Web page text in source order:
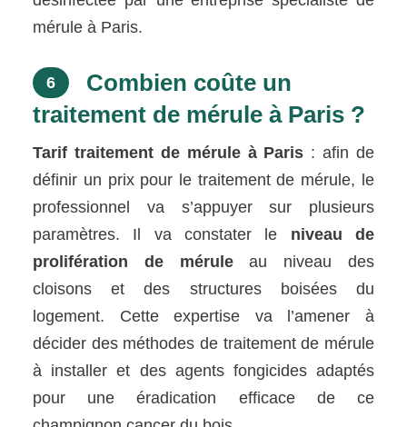
mérule à Paris.
6
Combien coûte un
traitement de mérule à Paris ?
Tarif traitement de mérule à Paris : afin de
définir un prix pour le traitement de mérule, le
professionnel va s’appuyer sur plusieurs
paramètres. Il va constater le niveau de
prolifération de méruleau niveau des
cloisons et des structures boisées du
logement. Cette expertise va l’amener à
décider des méthodes de traitement de mérule
à installer et des agents fongicides adaptés
pour une éradication efficace de ce